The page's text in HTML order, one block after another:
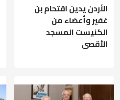
الأردن يدين اقتحام بن
غفير وأعضاء من
الكنيست المسجد
الأقصى